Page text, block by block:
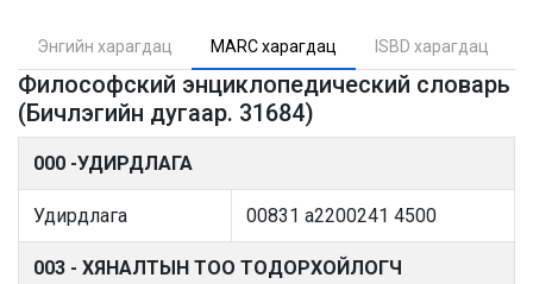
Энгийн харагдац MARC харагдац ISBD харагдац
Философский энциклопедический словарь
(Бичлэгийн дугаар. 31684)
000 -УДИРДЛАГА
Удирдлага 00831 a2200241 4500
003 - ХЯНАЛТЫН ТОО ТОДОРХОЙЛОГЧ